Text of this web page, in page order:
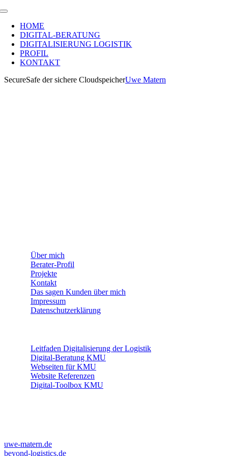
Zum
springen
Toggle
Navigation
HOME
DIGITAL-BERATUNG
DIGITALISIERUNG LOGISTIK
PROFIL
KONTAKT
SecureSafe der sichere CloudspeicherUwe Matern
Über mich
Berater-Profil
Projekte
Kontakt
Das sagen Kunden über mich
Impressum
Datenschutzerklärung
Leitfaden Digitalisierung der Logistik
Digital-Beratung KMU
Webseiten für KMU
Website Referenzen
Digital-Toolbox KMU
uwe-matern.de
beyond-logistics.de